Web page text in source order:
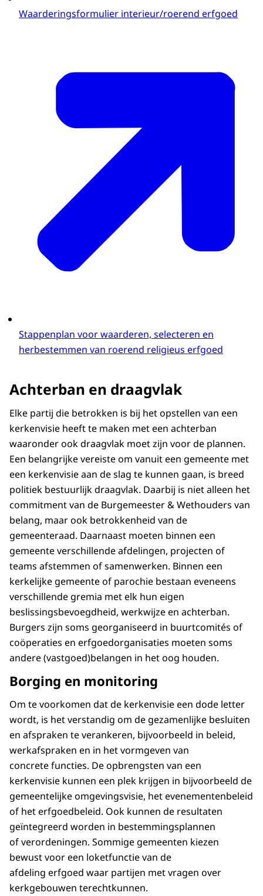
Waarderingsformulier interieur/roerend erfgoed
Stappenplan voor waarderen, selecteren en
herbestemmen van roerend religieus erfgoed
Achterban en draagvlak
Elke partij die betrokken is bij het opstellen van een
kerkenvisie heeft te maken met een achterban
waaronder ook draagvlak moet zijn voor de plannen.
Een belangrijke vereiste om vanuit een gemeente met
een kerkenvisie aan de slag te kunnen gaan, is breed
politiek bestuurlijk draagvlak. Daarbij is niet alleen het
commitment van de Burgemeester & Wethouders van
belang, maar ook betrokkenheid van de
gemeenteraad. Daarnaast moeten binnen een
gemeente verschillende afdelingen, projecten of
teams afstemmen of samenwerken. Binnen een
kerkelijke gemeente of parochie bestaan eveneens
verschillende gremia met elk hun eigen
beslissingsbevoegdheid, werkwijze en achterban.
Burgers zijn soms georganiseerd in buurtcomités of
coöperaties en erfgoedorganisaties moeten soms
andere (vastgoed)belangen in het oog houden.
Borging en monitoring
Om te voorkomen dat de kerkenvisie een dode letter
wordt, is het verstandig om de gezamenlijke besluiten
en afspraken te verankeren, bijvoorbeeld in beleid,
werkafspraken en in het vormgeven van
concrete functies. De opbrengsten van een
kerkenvisie kunnen een plek krijgen in bijvoorbeeld de
gemeen­telijke omgevingsvisie, het evenementenbeleid
of het erfgoedbeleid. Ook kunnen de resultaten
geïntegreerd worden in bestemmingsplannen
of verordeningen. Sommige gemeenten kiezen
bewust voor een loketfunctie van de
afdeling erfgoed waar partijen met vragen over
kerkgebouwen terechtkunnen.